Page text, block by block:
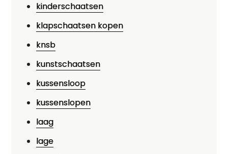
kinderschaatsen
klapschaatsen kopen
knsb
kunstschaatsen
kussensloop
kussenslopen
laag
lage